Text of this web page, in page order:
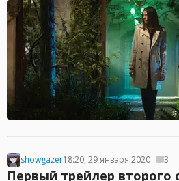
showgazer18:20, 29 января 2020 3
Первый трейлер второго